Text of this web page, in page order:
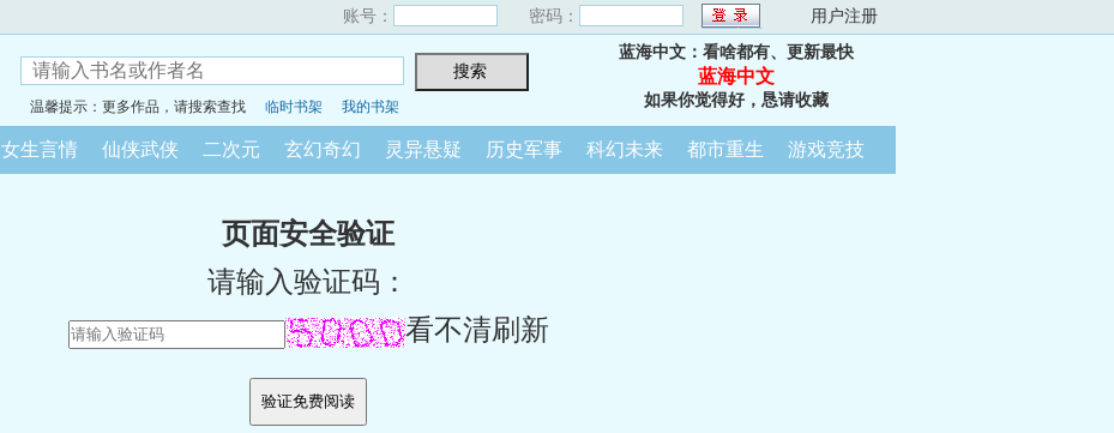
账号： 密码： 用户注册
温馨提示：更多作品，请搜索查找 临时书架 我的书架
蓝海中文：看啥都有、更新最快
蓝海中文
如果你觉得好，恳请收藏
女生言情 仙侠武侠 二次元 玄幻奇幻 灵异悬疑 历史军事 科幻未来 都市重生 游戏竞技
页面安全验证
请输入验证码：
看不清刷新